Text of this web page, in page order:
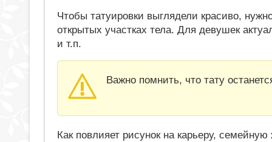
Чтобы татуировки выглядели красиво,
открытых участках тела. Для девушек
и т.п.
Важно помнить, что тату
Как повлияет рисунок на карьеру,